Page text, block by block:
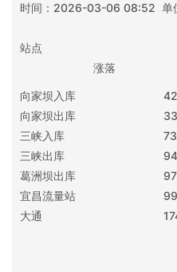
时间：2026-03-06 08:52 单
站点
涨落
向家坝入库
向家坝出库
三峡入库
三峡出库
葛洲坝出库
宜昌流量站
大通